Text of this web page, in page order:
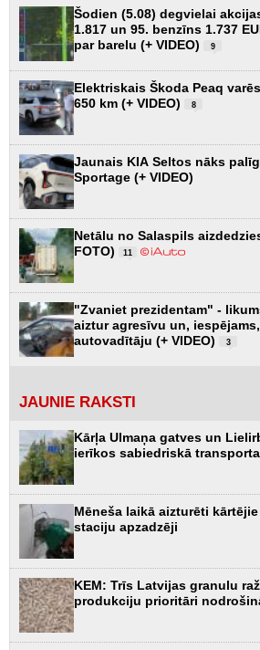
Šodien (5.08) degvielai
1.817 un 95. benzīns 1.737
par barelu (+ VIDEO)
9
Elektriskais Škoda Peaq
650 km (+ VIDEO)
8
Jaunais KIA Seltos nāks
Sportage (+ VIDEO)
Netālu no Salaspils
FOTO)
11
"Zvaniet prezidentam" -
aiztur agresīvu un,
autovadītāju (+ VIDEO)
3
JAUNIE RAKSTI
Kārļa Ulmaņa gatves un
ierīkos sabiedriskā
Mēneša laikā aizturēti
staciju apzadzēji
KEM: Trīs Latvijas granulu
produkciju prioritāri